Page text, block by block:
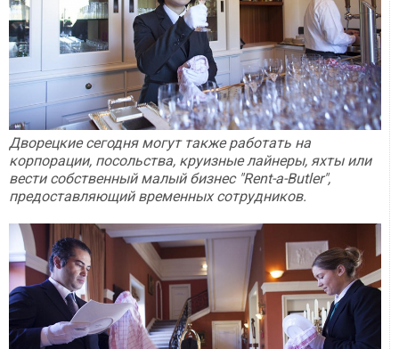
Дворецкие сегодня могут также работать на
корпорации, посольства, круизные лайнеры, яхты или
вести собственный малый бизнес "Rent-a-Butler",
предоставляющий временных сотрудников.